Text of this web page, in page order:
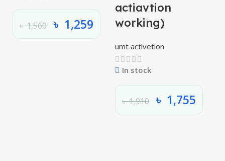
৳1,560 ৳ 1,259
actiavtion
working)
umt activetion
In stock
৳1,910 ৳ 1,755